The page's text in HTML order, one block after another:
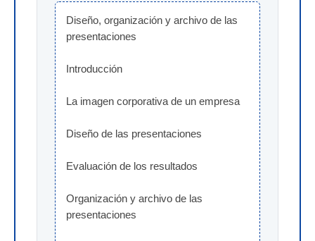
Diseño, organización y archivo de las
presentaciones
Introducción
La imagen corporativa de un empresa
Diseño de las presentaciones
Evaluación de los resultados
Organización y archivo de las
presentaciones